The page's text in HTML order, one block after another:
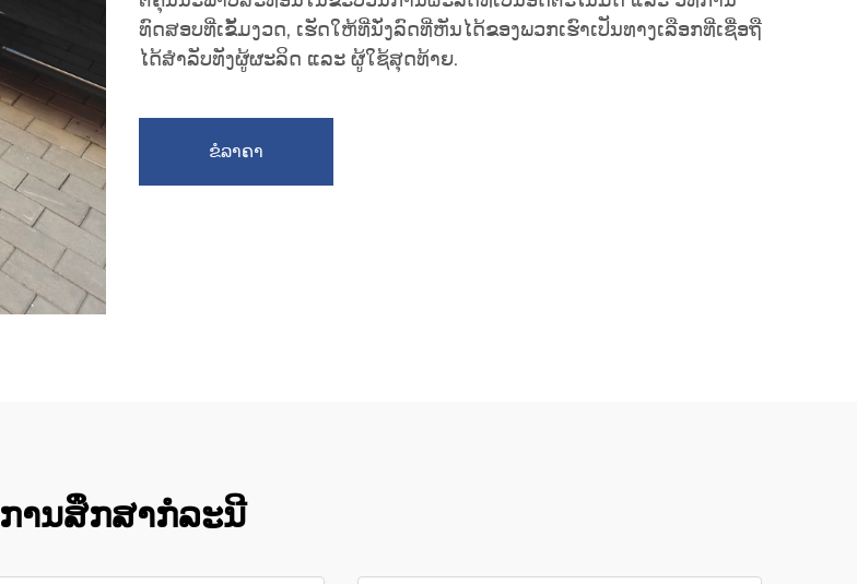
ທົດສອບທີ່ເຂັ້ມງວດ, ເຮັດໃຫ້ທີ່ນັ່ງລົດທີ່ຫັນໄດ້ຂອງພວກເຮົາເປັນທາງເລືອກທີ່ເຊື່ອຖື
ໄດ້ສຳລັບທັງຜູ້ຜະລິດ ແລະ ຜູ້ໃຊ້ສຸດທ້າຍ.
ຂໍລາຄາ
ການສຶກສາກໍລະນີ